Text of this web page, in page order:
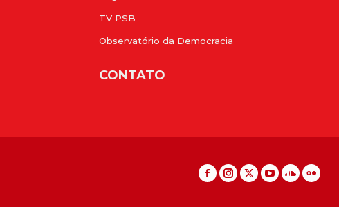
TV PSB
Observatório da Democracia
CONTATO